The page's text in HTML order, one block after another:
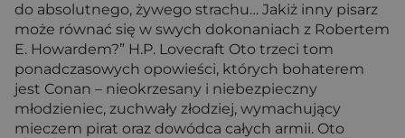
do absolutnego, żywego strachu… Jakiż inny pisarz
może równać się w swych dokonaniach z Robertem
E. Howardem?” H.P. Lovecraft Oto trzeci tom
ponadczasowych opowieści, których bohaterem
jest Conan – nieokrzesany i niebezpieczny
młodzieniec, zuchwały złodziej, wymachujący
mieczem pirat oraz dowódca całych armii. Oto